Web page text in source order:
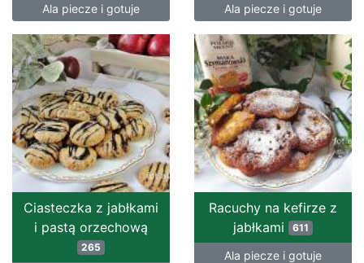
Ala piecze i gotuje Ala piecze i gotuje
Ciasteczka z jabłkami
i pastą orzechową
265
Racuchy na kefirze z
jabłkami 611
Ala piecze i gotuje